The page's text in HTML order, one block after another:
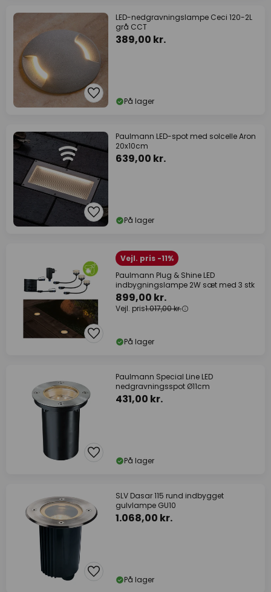
LED-nedgravningslampe Ceci 120-2L
grå CCT
389,00 kr.
På lager
Paulmann LED-spot med solcelle Aron
20x10cm
639,00 kr.
På lager
Vejl. pris -11%
Paulmann Plug & Shine LED
indbygningslampe 2W sæt med 3 stk
899,00 kr.
Vejl. pris1.017,00 kr.
På lager
Paulmann Special Line LED
nedgravningsspot Ø11cm
431,00 kr.
På lager
SLV Dasar 115 rund indbygget
gulvlampe GU10
1.068,00 kr.
På lager